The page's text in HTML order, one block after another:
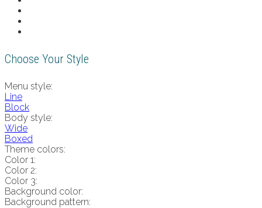
Choose Your Style
Menu style:
Line
Block
Body style:
Wide
Boxed
Theme colors:
Color 1:
Color 2:
Color 3:
Background color:
Background pattern: